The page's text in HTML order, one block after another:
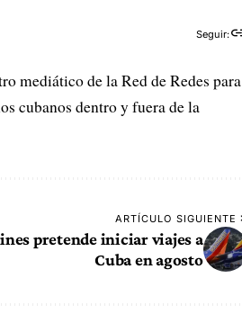
Seguir:
mediático de la Red de Redes para
cubanos dentro y fuera de la
ARTÍCULO SIGUIENTE
pretende iniciar viajes a
Cuba en agosto